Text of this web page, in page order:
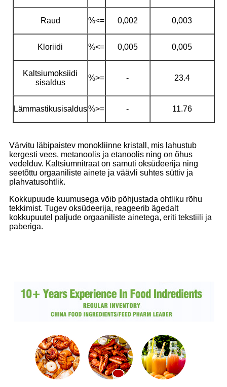
Raud %<= 0,002 0,003
Kloriidi %<= 0,005 0,005
Kaltsiumoksiidi
sisaldus
%>= - 23.4
Lämmastikusisaldus%>= - 11.76
Värvitu läbipaistev monokliinne kristall, mis lahustub
kergesti vees, metanoolis ja etanoolis ning on õhus
vedelduv. Kaltsiumnitraat on samuti oksüdeerija ning
seetõttu orgaaniliste ainete ja väävli suhtes süttiv ja
plahvatusohtlik.
Kokkupuude kuumusega võib põhjustada ohtliku rõhu
tekkimist. Tugev oksüdeerija, reageerib ägedalt
kokkupuutel paljude orgaaniliste ainetega, eriti tekstiili ja
paberiga.